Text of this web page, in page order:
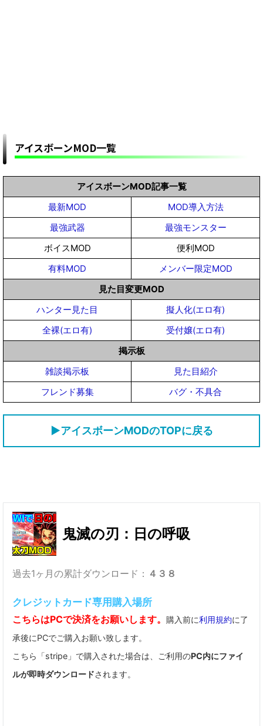
アイスボーンMOD一覧
アイスボーンMOD記事一覧
最新MOD
MOD導入方法
最強武器
最強モンスター
ボイスMOD
便利MOD
有料MOD
メンバー限定MOD
見た目変更MOD
ハンター見た目
擬人化(エロ有)
全裸(エロ有)
受付嬢(エロ有)
掲示板
雑談掲示板
見た目紹介
フレンド募集
バグ・不具合
▶アイスボーンMODのTOPに戻る
鬼滅の刃：日の呼吸
過去1ヶ月の累計ダウンロード： ４３８
クレジットカード専用購入場所
こちらはPCで決済をお願いします。 購入前に利用規約に了
承後にPCでご購入お願い致します。
こちら「stripe」で購入された場合は、ご利用のPC内にファイ
ルが即時ダウンロードされます。